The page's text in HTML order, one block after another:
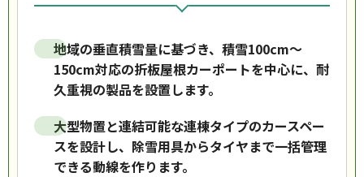
地域の垂直積雪量に基づき、積雪100cm〜
150cm対応の折板屋根カーポートを中心に、耐
久重視の製品を設置します。
大型物置と連結可能な連棟タイプのカースペー
スを設計し、除雪用具からタイヤまで一括管理
できる動線を作ります。